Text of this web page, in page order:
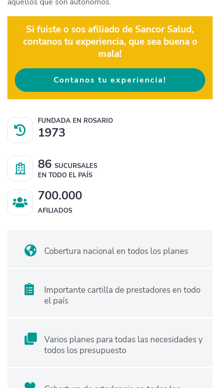
Si fuiste o sos afiliado de Sancor Salud,
contanos tu experiencia, que sea buena o
mala!
Contanos tu experiencia!
FUNDADA EN ROSARIO
1973
86 SUCURSALES
EN TODO EL PAÍS
700.000
AFILIADOS
Cobertura nacional en todos los planes
Importante cartilla de prestadores en todo
el país
Varios planes para todas las necesidades y
todos los presupuesto